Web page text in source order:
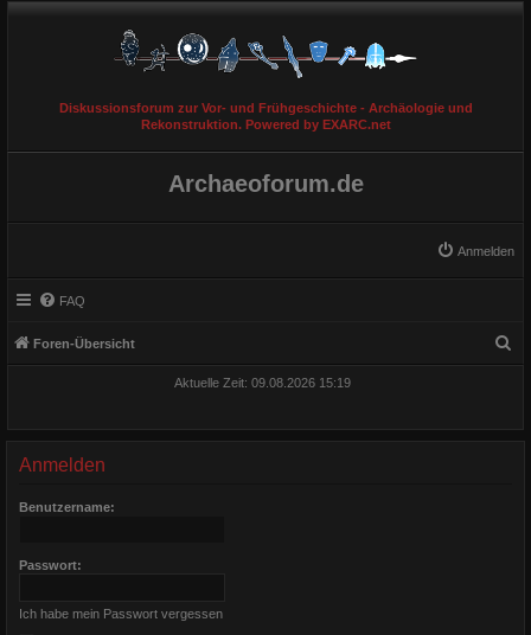
Diskussionsforum zur Vor- und Frühgeschichte - Archäologie und
Rekonstruktion. Powered by EXARC.net
Archaeoforum.de
Anmelden
FAQ
Foren-Übersicht
Aktuelle Zeit: 09.08.2026 15:19
Anmelden
Benutzername:
Passwort:
Ich habe mein Passwort vergessen